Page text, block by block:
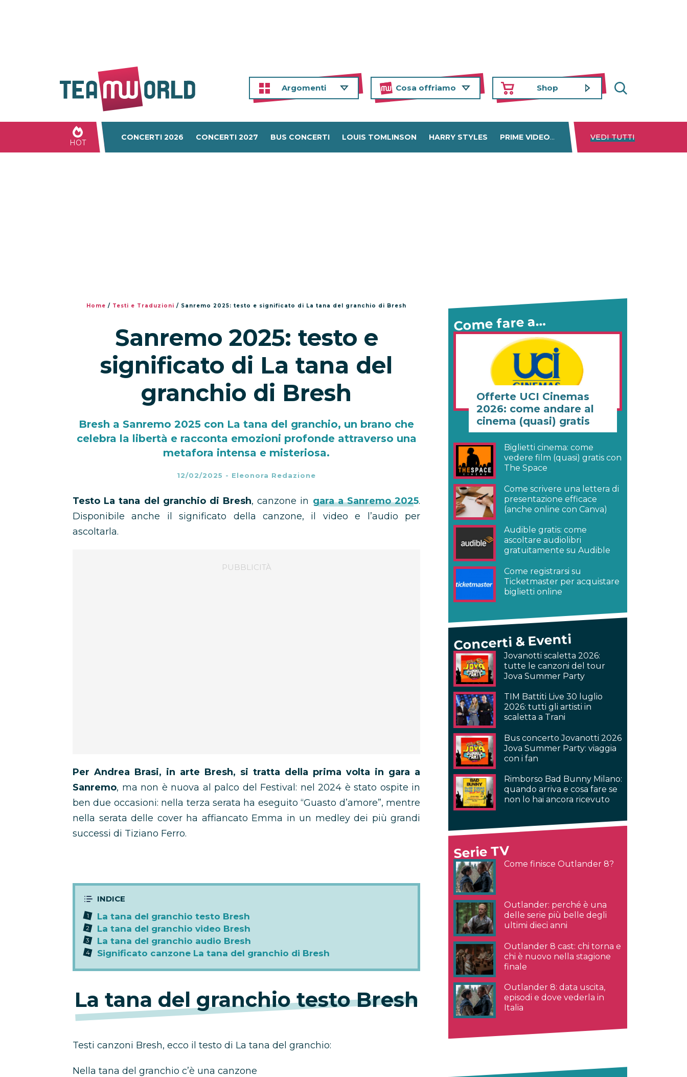
Argomenti Cosa offriamo Shop
HOT
CONCERTI 2026 CONCERTI 2027 BUS CONCERTI LOUIS TOMLINSON HARRY STYLES PRIME VIDEO DISNEY+ NETFLIX
VEDI TUTTI
Home / Testi e Traduzioni / Sanremo 2025: testo e significato di La tana del granchio di Bresh
Sanremo 2025: testo e
significato di La tana del
granchio di Bresh
Bresh a Sanremo 2025 con La tana del granchio, un brano che
celebra la libertà e racconta emozioni profonde attraverso una
metafora intensa e misteriosa.
12/02/2025 - Eleonora Redazione
Testo La tana del granchio di Bresh, canzone in gara a Sanremo 2025.
Disponibile anche il significato della canzone, il video e l’audio per
ascoltarla.
Per Andrea Brasi, in arte Bresh, si tratta della prima volta in gara a
Sanremo, ma non è nuova al palco del Festival: nel 2024 è stato ospite in
ben due occasioni: nella terza serata ha eseguito “Guasto d’amore”, mentre
nella serata delle cover ha affiancato Emma in un medley dei più grandi
successi di Tiziano Ferro.
La tana del granchio testo Bresh
La tana del granchio video Bresh
La tana del granchio audio Bresh
Significato canzone La tana del granchio di Bresh
La tana del granchio testo Bresh
Testi canzoni Bresh, ecco il testo di La tana del granchio:
Nella tana del granchio c’è una canzone
Come fare a…
Offerte UCI Cinemas
2026: come andare al
cinema (quasi) gratis
Biglietti cinema: come
vedere film (quasi) gratis con
The Space
Come scrivere una lettera di
presentazione efficace
(anche online con Canva)
Audible gratis: come
ascoltare audiolibri
gratuitamente su Audible
Come registrarsi su
Ticketmaster per acquistare
biglietti online
Concerti & Eventi
Jovanotti scaletta 2026:
tutte le canzoni del tour
Jova Summer Party
TIM Battiti Live 30 luglio
2026: tutti gli artisti in
scaletta a Trani
Bus concerto Jovanotti 2026
Jova Summer Party: viaggia
con i fan
Rimborso Bad Bunny Milano:
quando arriva e cosa fare se
non lo hai ancora ricevuto
Serie TV
Come finisce Outlander 8?
Outlander: perché è una
delle serie più belle degli
ultimi dieci anni
Outlander 8 cast: chi torna e
chi è nuovo nella stagione
finale
Outlander 8: data uscita,
episodi e dove vederla in
Italia